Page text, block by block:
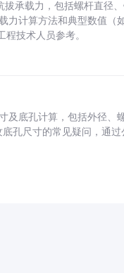
承载力，包括螺杆直径
力计算方法和典型数值（
技术人员参考。
及底孔计算，包括外径
底孔尺寸的常见疑问，通